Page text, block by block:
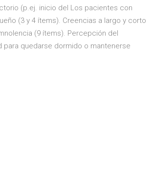
(p.ej. inicio del Los pacientes con
(3 y 4 ítems). Creencias a largo y corto
(9 ítems). Percepción del
para quedarse dormido o mantenerse